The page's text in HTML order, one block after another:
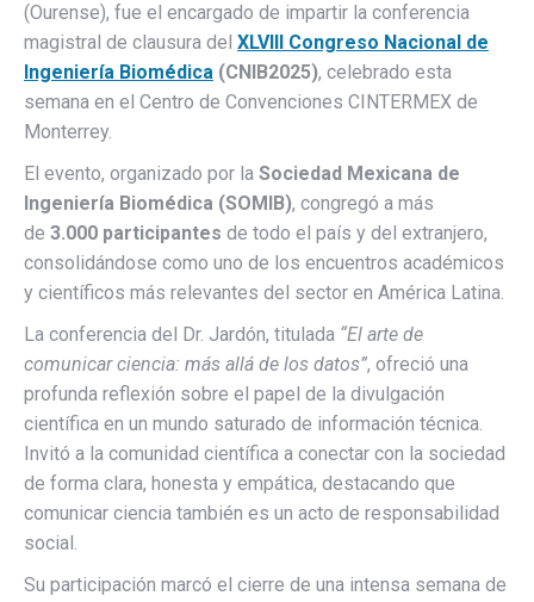
(Ourense), fue el encargado de impartir la conferencia
magistral de clausura del XLVIII Congreso Nacional de
Ingeniería Biomédica (CNIB2025), celebrado esta
semana en el Centro de Convenciones CINTERMEX de
Monterrey.
El evento, organizado por la Sociedad Mexicana de
Ingeniería Biomédica (SOMIB), congregó a más
de 3.000 participantes de todo el país y del extranjero,
consolidándose como uno de los encuentros académicos
y científicos más relevantes del sector en América Latina.
La conferencia del Dr. Jardón, titulada “El arte de
comunicar ciencia: más allá de los datos”, ofreció una
profunda reflexión sobre el papel de la divulgación
científica en un mundo saturado de información técnica.
Invitó a la comunidad científica a conectar con la sociedad
de forma clara, honesta y empática, destacando que
comunicar ciencia también es un acto de responsabilidad
social.
Su participación marcó el cierre de una intensa semana de